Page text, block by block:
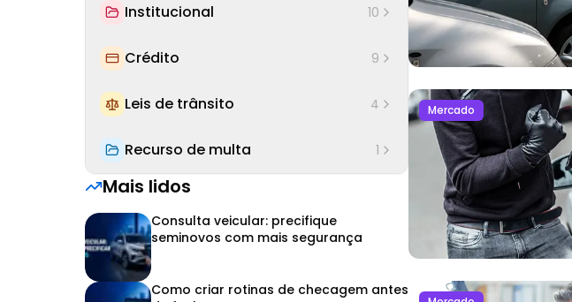
Mercado
Institucional 10
Crédito 9
Leis de trânsito 4
Recurso de multa 1
Mais lidos
Consulta veicular: precifique
seminovos com mais segurança
Como criar rotinas de checagem antes